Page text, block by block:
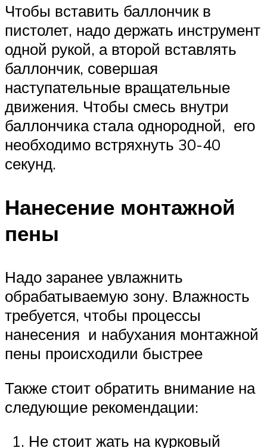
Чтобы вставить баллончик в
пистолет, надо держать инструмент
одной рукой, а второй вставлять
баллончик, совершая
наступательные вращательные
движения. Чтобы смесь внутри
баллончика стала однородной, его
необходимо встряхнуть 30-40
секунд.
Нанесение монтажной
пены
Надо заранее увлажнить
обрабатываемую зону. Влажность
требуется, чтобы процессы
нанесения и набухания монтажной
пены происходили быстрее
Также стоит обратить внимание на
следующие рекомендации:
Не стоит жать на курковый